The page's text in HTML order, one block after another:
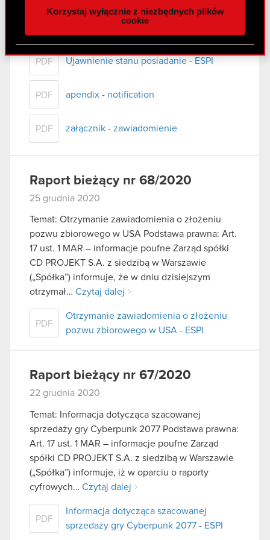
z naszej witryny, udostępniamy partnerom
Partnerzy mogą połączyć te informacje z innymi
danymi otrzymanymi od Ciebie lub uzyskanymi
używanie plików cookie.
Korzystaj wyłącznie z niezbędnych plików
cookie
(„Spółka”) przekazuje do publicznej wiadomości
PDF Ujawnienie stanu posiadanie - ESPI
PDF apendix - notification
PDF załącznik - zawiadomienie
Raport bieżący nr 68/2020
25 grudnia 2020
Temat: Otrzymanie zawiadomienia o złożeniu
pozwu zbiorowego w USA Podstawa prawna: Art.
17 ust. 1 MAR – informacje poufne Zarząd spółki
CD PROJEKT S.A. z siedzibą w Warszawie
(„Spółka”) informuje, że w dniu dzisiejszym
otrzymał… Czytaj dalej
PDF
Otrzymanie zawiadomienia o złożeniu
pozwu zbiorowego w USA - ESPI
Raport bieżący nr 67/2020
22 grudnia 2020
Temat: Informacja dotycząca szacowanej
sprzedaży gry Cyberpunk 2077 Podstawa prawna:
Art. 17 ust. 1 MAR – informacje poufne Zarząd
spółki CD PROJEKT S.A. z siedzibą w Warszawie
(„Spółka”) informuje, iż w oparciu o raporty
cyfrowych… Czytaj dalej
PDF
Informacja dotycząca szacowanej
sprzedaży gry Cyberpunk 2077 - ESPI